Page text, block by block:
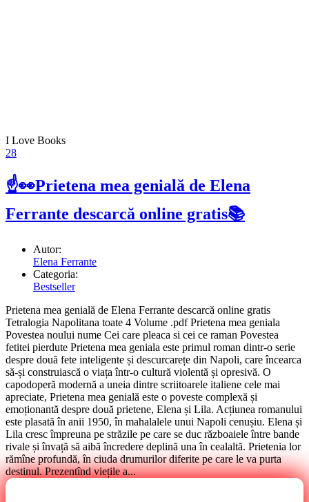
I Love Books
28
☝👀Prietena mea genială de Elena
Ferrante descarcă online gratis📚
Autor:
Elena Ferrante
Categoria:
Bestseller
Prietena mea genială de Elena Ferrante descarcă online gratis
Tetralogia Napolitana toate 4 Volume .pdf Prietena mea geniala
Povestea noului nume Cei care pleaca si cei ce raman Povestea
fetitei pierdute Prietena mea geniala este primul roman dintr-o serie
despre două fete inteligente și descurcarețe din Napoli, care încearca
să-și construiască o viața într-o cultură violentă și opresivă. O
capodoperă modernă a uneia dintre scriitoarele italiene cele mai
apreciate, Prietena mea genială este o poveste complexă și
emoționantă despre două prietene, Elena și Lila. Acțiunea romanului
este plasată în anii 1950, în mahalalele unui Napoli cenușiu. Elena și
Lila cresc împreuna pe străzile pe care se duc războaiele între bande
rivale și învață să aibă încredere deplină una în cealaltă. Prietenia lor
rămîne profundă, în ciuda drumurilor diferite pe care le va purta
destinul. Prezentînd viețile a...